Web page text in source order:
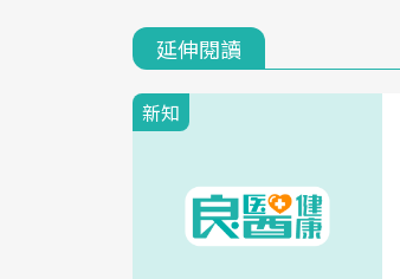
延伸閱讀
新知